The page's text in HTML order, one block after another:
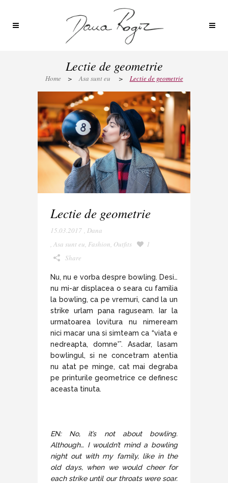
Lectie de geometrie
Home > Asa sunt eu > Lectie de geometrie
Lectie de geometrie
15.03.2017 , Dana
, Asa sunt eu, Fashion, Outfits
1
Share
Nu, nu e vorba despre bowling. Desi…
nu mi-ar displacea o seara cu familia
la bowling, ca pe vremuri, cand la un
strike urlam pana raguseam. Iar la
urmatoarea lovitura nu nimeream
nici macar una si simteam ca “viata e
nedreapta, domne'”. Asadar, lasam
bowlingul, si ne concetram atentia
nu atat pe minge, cat mai degraba
pe printurile geometrice ce definesc
aceasta tinuta.
EN: No, it’s not about bowling.
Although… I wouldn’t mind a bowling
night out with my family, like in the
old days, when we would cheer for
each strike until our throats were soar.